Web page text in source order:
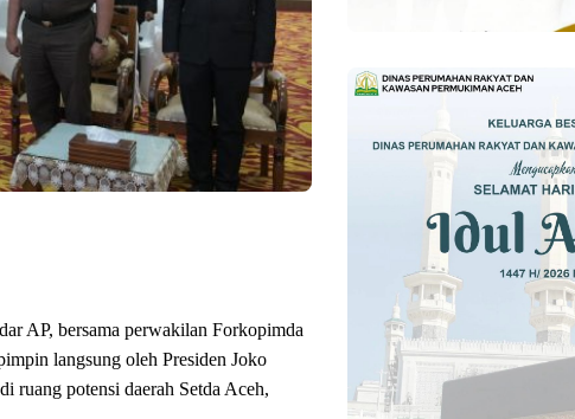
AP, bersama perwakilan Forkopimda
langsung oleh Presiden Joko
ruang potensi daerah Setda Aceh,